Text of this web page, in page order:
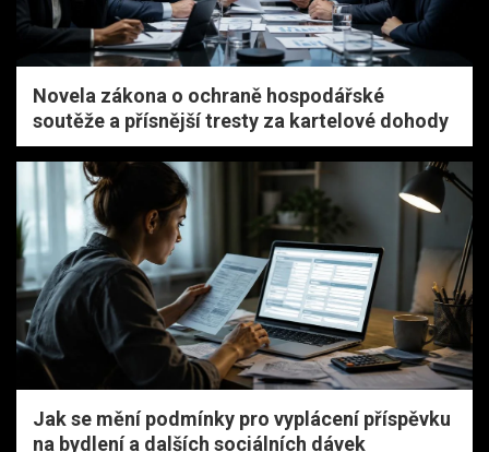
Novela zákona o ochraně hospodářské
soutěže a přísnější tresty za kartelové dohody
Jak se mění podmínky pro vyplácení příspěvku
na bydlení a dalších sociálních dávek